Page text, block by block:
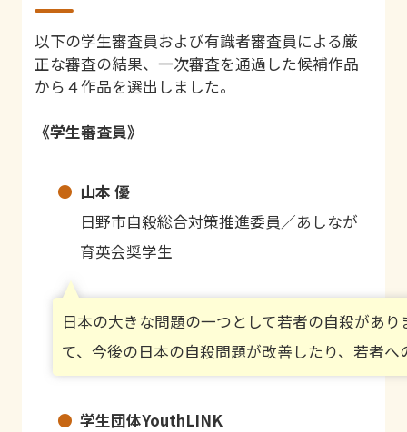
以下の学生審査員および有識者審査員による厳
正な審査の結果、一次審査を通過した候補作品
から４作品を選出しました。
《学生審査員》
山本 優
日野市自殺総合対策推進委員／あしなが
育英会奨学生
日本の大きな問題の一つとして若者の自殺があ
て、今後の日本の自殺問題が改善したり、若者
学生団体YouthLINK